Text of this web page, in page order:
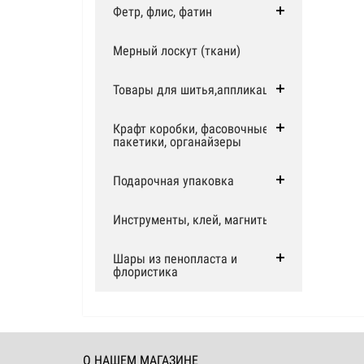
Фетр, флис, фатин
Мерный лоскут (ткани)
Товары для шитья,аппликации
Крафт коробки, фасовочные
пакетики, органайзеры
Подарочная упаковка
Инструменты, клей, магниты
Шары из пенопласта и
флористика
О НАШЕМ МАГАЗИНЕ